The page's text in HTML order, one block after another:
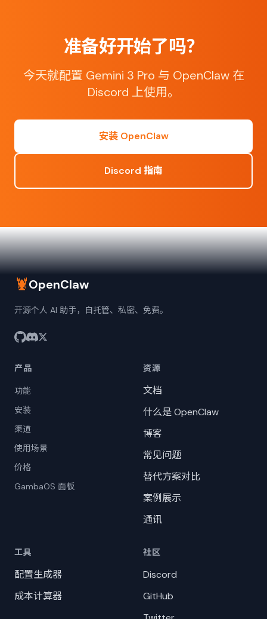
准备好开始了吗？
今天就配置 Gemini 3 Pro 与 OpenClaw 在
Discord 上使用。
安装 OpenClaw
Discord 指南
🦞OpenClaw
开源个人 AI 助手，自托管、私密、免费。
产品
功能
安装
渠道
使用场景
价格
GambaOS 面板
资源
文档
什么是 OpenClaw
博客
常见问题
替代方案对比
案例展示
通讯
工具
配置生成器
成本计算器
社区
Discord
GitHub